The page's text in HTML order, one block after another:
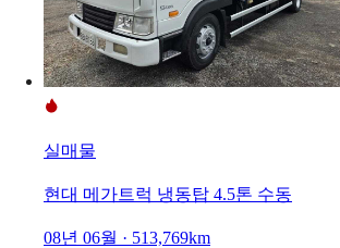
실매물
현대 메가트럭 냉동탑 4.5톤 수동
08년 06월 · 513,769km